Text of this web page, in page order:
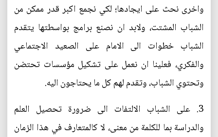
واخرى نحث على ايجادها؛ لكي نجمع اكبر قدر ممكن من
الشباب المشتت، ولابد ان نصنع برامج بواسطتها يتقدم
الشباب خطوات الى الامام على الصعيد الاجتماعي
والفكري، فعلينا ان نعمل على تشكيل مؤسسات تحتضن
وتحتوي الشباب، وتقدم لهم كل ما يحتاجون اليه.
3. على الشباب الالتفات الى ضرورة تحصيل العلم
والدراسة بما للكلمة من معنى، لا كالمتعارف في هذا الزمان